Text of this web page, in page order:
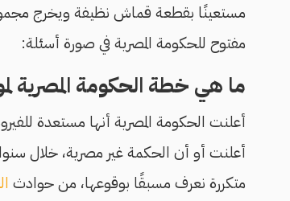
مستعينًا بقطعة قماش نظيفة ويخرج
مفتوح للحكومة المصرية في صورة أسئلة:
ما هي خطة الحكومة المصرية
أعلنت الحكومة المصرية أنها مستعدة
أعلنت أو أن الحكمة غير مصرية، خلال
متكررة نعرف مسبقًا بوقوعها، من حوادث